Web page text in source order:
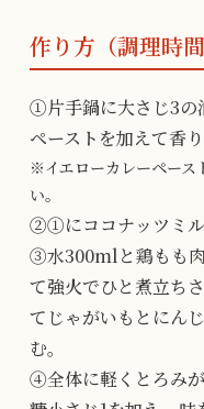
作り方（調理時間
①片手鍋に大さじ3の
ペーストを加えて香
※イエローカレーペース
い。
②①にココナッツミル
③水300mlと鶏もも
て強火でひと煮立ち
てじゃがいもとにん
む。
④全体に軽くとろみ